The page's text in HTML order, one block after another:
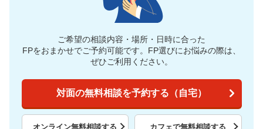
ご希望の相談内容・場所・日時に合った
FPをおまかせでご予約可能です。 FP選びにお悩みの際は、
ぜひご利用ください。
対面の無料相談を予約する（自宅）
オンライン無料相談する カフェで無料相談する